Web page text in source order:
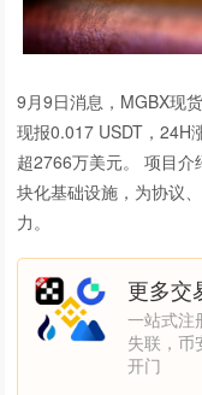
9月9日消息，MGBX现
现报0.017 USDT，24H
超2766万美元。 项目
块化基础设施，为协议
力。
更多交
一站式注
失联，币
开门